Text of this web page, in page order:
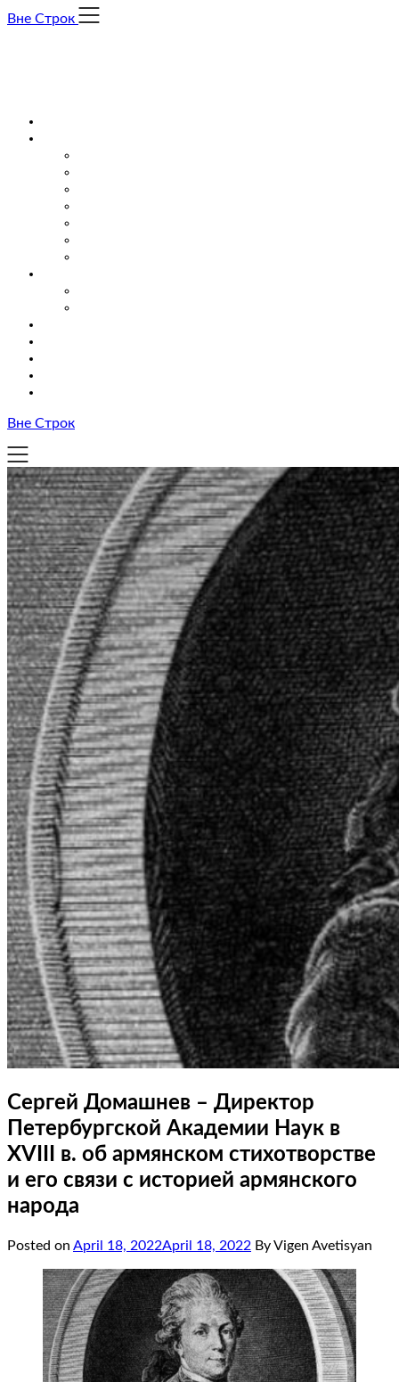
Skip
Вне Строк
Вне Строк
Сергей Домашнев – Директор
Петербургской Академии Наук в
XVIII в. об армянском стихотворстве
и его связи с историей армянского
народа
Posted on April 18, 2022April 18, 2022 By Vigen Avetisyan